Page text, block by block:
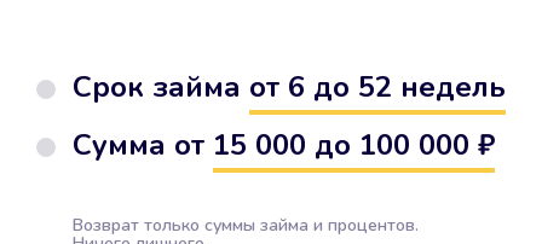
Срок займа от 6 до 52 недель
Сумма от 15 000 до 100 000 ₽
Возврат только суммы займа и процентов.